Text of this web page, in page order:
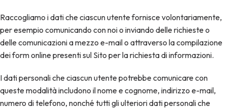
Raccogliamo i dati che ciascun utente fornisce volontariamente,
per esempio comunicando con noi o inviando delle richieste o
delle comunicazioni a mezzo e-mail o attraverso la compilazione
dei form online presenti sul Sito per la richiesta di informazioni.
I dati personali che ciascun utente potrebbe comunicare con
queste modalità includono il nome e cognome, indirizzo e-mail,
numero di telefono, nonché tutti gli ulteriori dati personali che